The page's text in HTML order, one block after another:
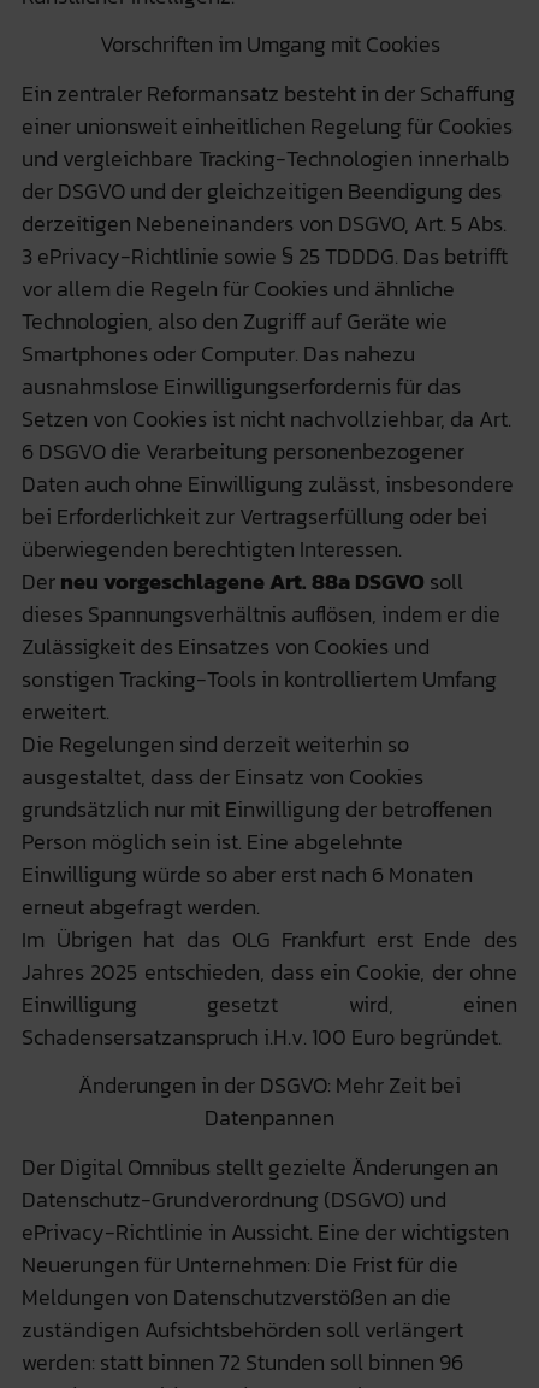
Vorschriften im Umgang mit Cookies
Ein zentraler Reformansatz besteht in der Schaffung
einer unionsweit einheitlichen Regelung für Cookies
und vergleichbare Tracking-Technologien innerhalb
der DSGVO und der gleichzeitigen Beendigung des
derzeitigen Nebeneinanders von DSGVO, Art. 5 Abs.
3 ePrivacy-Richtlinie sowie § 25 TDDDG. Das betrifft
vor allem die Regeln für Cookies und ähnliche
Technologien, also den Zugriff auf Geräte wie
Smartphones oder Computer. Das nahezu
ausnahmslose Einwilligungserfordernis für das
Setzen von Cookies ist nicht nachvollziehbar, da Art.
6 DSGVO die Verarbeitung personenbezogener
Daten auch ohne Einwilligung zulässt, insbesondere
bei Erforderlichkeit zur Vertragserfüllung oder bei
überwiegenden berechtigten Interessen.
Derneu vorgeschlagene Art. 88a DSGVO soll
dieses Spannungsverhältnis auflösen, indem er die
Zulässigkeit des Einsatzes von Cookies und
sonstigen Tracking-Tools in kontrolliertem Umfang
erweitert.
Die Regelungen sind derzeit weiterhin so
ausgestaltet, dass der Einsatz von Cookies
grundsätzlich nur mit Einwilligung der betroffenen
Person möglich sein ist. Eine abgelehnte
Einwilligung würde so aber erst nach 6 Monaten
erneut abgefragt werden.
Im Übrigen hat das OLG Frankfurt erst Ende des
Jahres 2025 entschieden, dass ein Cookie, der ohne
Einwilligung gesetzt wird, einen
Schadensersatzanspruch i.H.v. 100 Euro begründet.
Änderungen in der DSGVO: Mehr Zeit bei
Datenpannen
Der Digital Omnibus stellt gezielte Änderungen an
Datenschutz-Grundverordnung (DSGVO) und
ePrivacy-Richtlinie in Aussicht. Eine der wichtigsten
Neuerungen für Unternehmen: Die Frist für die
Meldungen von Datenschutzverstößen an die
zuständigen Aufsichtsbehörden soll verlängert
werden: statt binnen 72 Stunden soll binnen 96